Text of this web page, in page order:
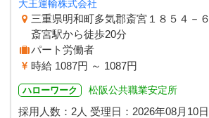
大王運輸株式会社
三重県明和町多気郡斎宮１８５４－６
斎宮駅から徒歩20分
パート労働者
時給 1087円 ～ 1087円
ハローワーク 松阪公共職業安定所
採用人数：2人 受理日： 2026年08月10日